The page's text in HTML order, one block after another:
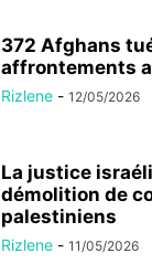
372 Afghans
affrontements
Rizlene - 12/05/2026
La justice
démolition de
palestiniens
Rizlene - 11/05/2026